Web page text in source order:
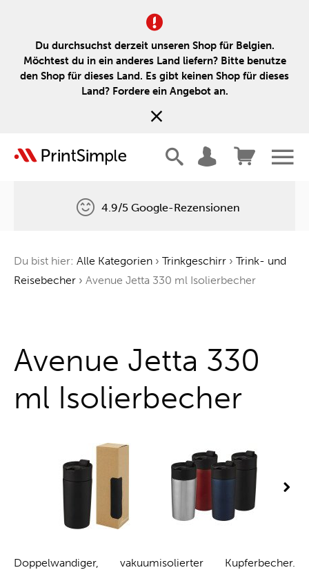
Du durchsuchst derzeit unseren Shop für Belgien.
Möchtest du in ein anderes Land liefern? Bitte benutze
den Shop für dieses Land. Es gibt keinen Shop für dieses
Land? Fordere ein Angebot an.
Ein Baum für jede Bestellung
4.9/5 Google-Rezensionen
Du bist hier: Alle Kategorien › Trinkgeschirr › Trink- und
Reisebecher › Avenue Jetta 330 ml Isolierbecher
Avenue Jetta 330
ml Isolierbecher
Doppelwandiger, vakuumisolierter Kupferbecher.